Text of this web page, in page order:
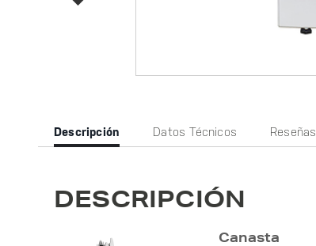
Current
Tab:
Descripción Datos Técnicos Reseñas
DESCRIPCIÓN
Canasta